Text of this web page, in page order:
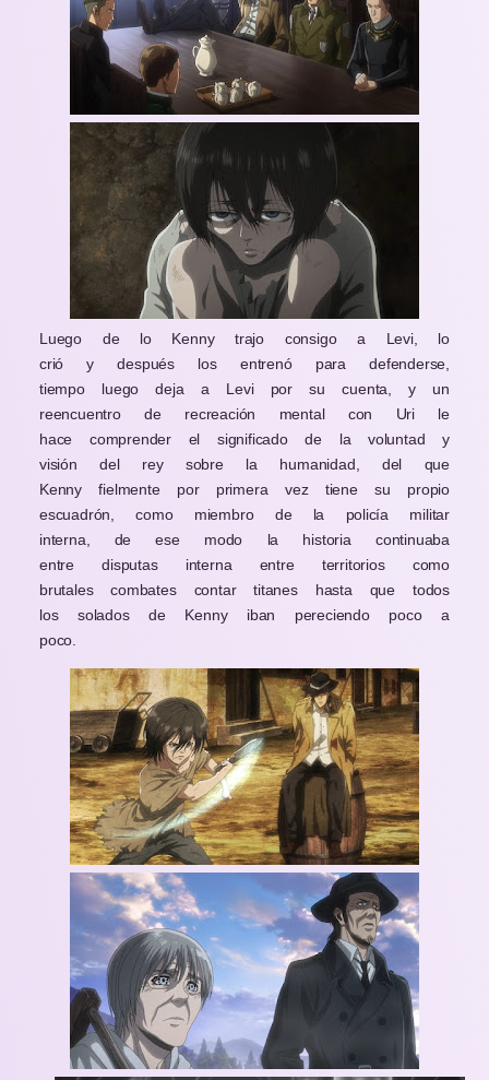
Luego de lo Kenny trajo consigo a Levi, lo
crió y después los entrenó para defenderse,
tiempo luego deja a Levi por su cuenta, y un
reencuentro de recreación mental con Uri le
hace comprender el significado de la voluntad y
visión del rey sobre la humanidad, del que
Kenny fielmente por primera vez tiene su propio
escuadrón, como miembro de la policía militar
interna, de ese modo la historia continuaba
entre disputas interna entre territorios como
brutales combates contar titanes hasta que todos
los solados de Kenny iban pereciendo poco a
poco.